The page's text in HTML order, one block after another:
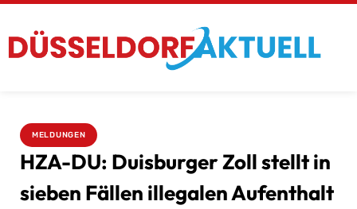
MELDUNGEN
HZA-DU: Duisburger Zoll stellt in
sieben Fällen illegalen Aufenthalt